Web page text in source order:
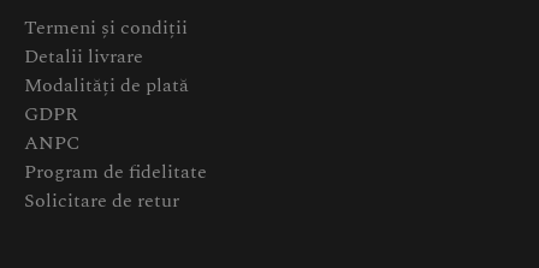
Termeni și condiții
Detalii livrare
Modalități de plată
GDPR
ANPC
Program de fidelitate
Solicitare de retur